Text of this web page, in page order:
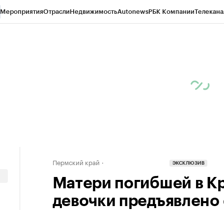
МероприятияОтраслиНедвижимостьAutonewsРБК Компании
Пермский край ЭКСКЛЮЗИВ
Матери погибшей в
девочки